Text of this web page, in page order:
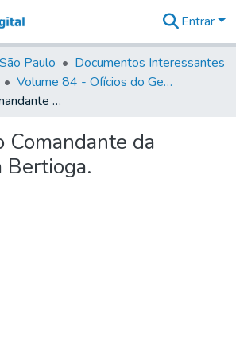
&
Coleções
Tudo na
Biblioteca
Estatísticas
Entrar
Paulo
Documentos Interessantes
Volume 84 - Ofícios do General Martins Lopes de Saldanha (Governador da Capitania): 1782- 1786
Outra para o Comandante da Fortaleza da Bertioga.
Comandante da
Bertioga.